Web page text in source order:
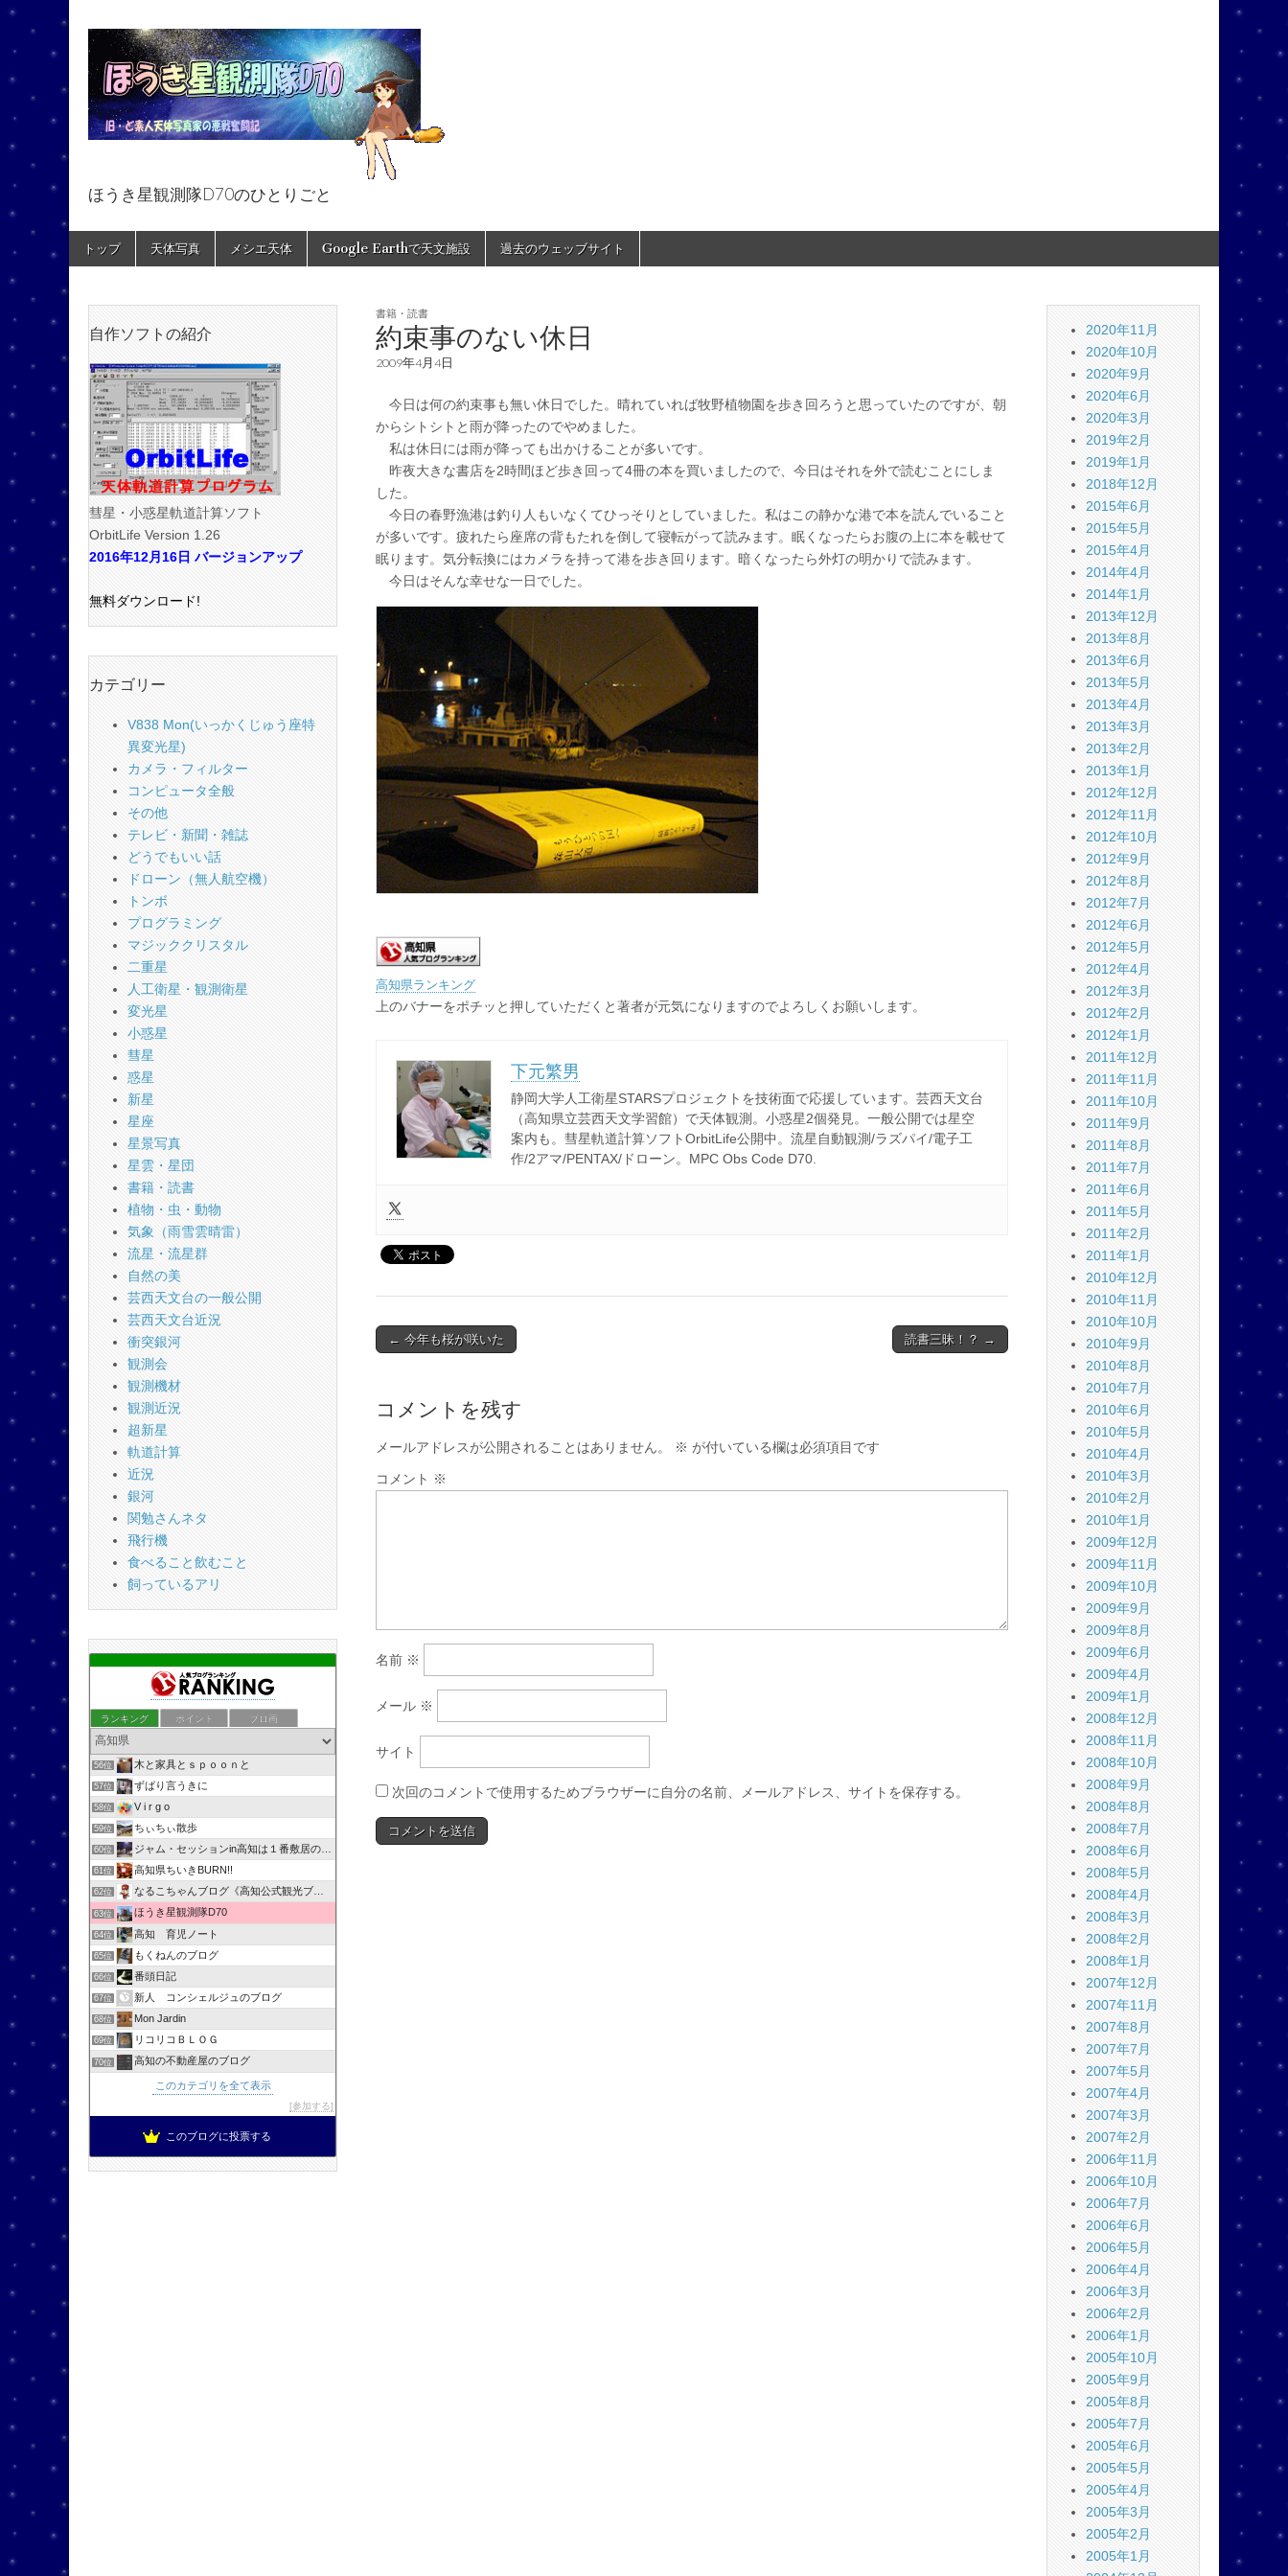
ほうき星観測隊D70のひとりごと
ほうき星観測隊D70のひとりごと
Main
menu
Skip
トップ 天体写真 メシエ天体 Google Earthで天文施設 過去のウェッブサイト
書籍・読書
約束事のない休日
2009年4月4日
今日は何の約束事も無い休日でした。晴れていれば牧野植物園を歩き回ろうと思っていたのですが、朝
からシトシトと雨が降ったのでやめました。
私は休日には雨が降っても出かけることが多いです。
昨夜大きな書店を2時間ほど歩き回って4冊の本を買いましたので、今日はそれを外で読むことにしま
した。
今日の春野漁港は釣り人もいなくてひっそりとしていました。私はこの静かな港で本を読んでいること
が多いです。疲れたら座席の背もたれを倒して寝転がって読みます。眠くなったらお腹の上に本を載せて
眠ります。気分転換にはカメラを持って港を歩き回ります。暗くなったら外灯の明かりで読みます。
今日はそんな幸せな一日でした。
高知県ランキング
上のバナーをポチッと押していただくと著者が元気になりますのでよろしくお願いします。
下元繁男
静岡大学人工衛星STARSプロジェクトを技術面で応援しています。芸西天文台
（高知県立芸西天文学習館）で天体観測。小惑星2個発見。一般公開では星空
案内も。彗星軌道計算ソフトOrbitLife公開中。流星自動観測/ラズパイ/電子工
作/2アマ/PENTAX/ドローン。MPC Obs Code D70.
Post
← 今年も桜が咲いた 読書三昧！？ →
コメントを残す
メールアドレスが公開されることはありません。 ※ が付いている欄は必須項目です
コメント ※
名前 ※
メール ※
サイト
次回のコメントで使用するためブラウザーに自分の名前、メールアドレス、サイトを保存する。
自作ソフトの紹介
彗星・小惑星軌道計算ソフト
OrbitLife Version 1.26
2016年12月16日 バージョンアップ
無料ダウンロード!
カテゴリー
V838 Mon(いっかくじゅう座特
異変光星)
カメラ・フィルター
コンピュータ全般
その他
テレビ・新聞・雑誌
どうでもいい話
ドローン（無人航空機）
トンボ
プログラミング
マジッククリスタル
二重星
人工衛星・観測衛星
変光星
小惑星
彗星
惑星
新星
星座
星景写真
星雲・星団
書籍・読書
植物・虫・動物
気象（雨雪雲晴雷）
流星・流星群
自然の美
芸西天文台の一般公開
芸西天文台近況
衝突銀河
観測会
観測機材
観測近況
超新星
軌道計算
近況
銀河
関勉さんネタ
飛行機
食べること飲むこと
飼っているアリ
ランキング ポイント ブロ画
56位 木と家具とｓｐｏｏｎと
57位 ずばり言うきに
58位 V i r g o
59位 ちぃちぃ散歩
60位 ジャム・セッションin高知は１番敷居の低いセッションです！
61位 高知県ちいきBURN!!
62位 なるこちゃんブログ《高知公式観光ブログ》
63位 ほうき星観測隊D70
64位 高知 育児ノート
65位 もくねんのブログ
66位 番頭日記
67位 新人 コンシェルジュのブログ
68位 Mon Jardin
69位 リコリコＢＬＯＧ
70位 高知の不動産屋のブログ
このカテゴリを全て表示
参加する
このブログに投票する
2020年11月
2020年10月
2020年9月
2020年6月
2020年3月
2019年2月
2019年1月
2018年12月
2015年6月
2015年5月
2015年4月
2014年4月
2014年1月
2013年12月
2013年8月
2013年6月
2013年5月
2013年4月
2013年3月
2013年2月
2013年1月
2012年12月
2012年11月
2012年10月
2012年9月
2012年8月
2012年7月
2012年6月
2012年5月
2012年4月
2012年3月
2012年2月
2012年1月
2011年12月
2011年11月
2011年10月
2011年9月
2011年8月
2011年7月
2011年6月
2011年5月
2011年2月
2011年1月
2010年12月
2010年11月
2010年10月
2010年9月
2010年8月
2010年7月
2010年6月
2010年5月
2010年4月
2010年3月
2010年2月
2010年1月
2009年12月
2009年11月
2009年10月
2009年9月
2009年8月
2009年6月
2009年4月
2009年1月
2008年12月
2008年11月
2008年10月
2008年9月
2008年8月
2008年7月
2008年6月
2008年5月
2008年4月
2008年3月
2008年2月
2008年1月
2007年12月
2007年11月
2007年8月
2007年7月
2007年5月
2007年4月
2007年3月
2007年2月
2006年11月
2006年10月
2006年7月
2006年6月
2006年5月
2006年4月
2006年3月
2006年2月
2006年1月
2005年10月
2005年9月
2005年8月
2005年7月
2005年6月
2005年5月
2005年4月
2005年3月
2005年2月
2005年1月